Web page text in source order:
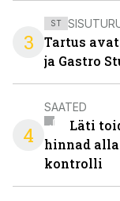
3
ST
Tartus
ja Gastro
4
SAATED
Läti
hinnad
kontrolli